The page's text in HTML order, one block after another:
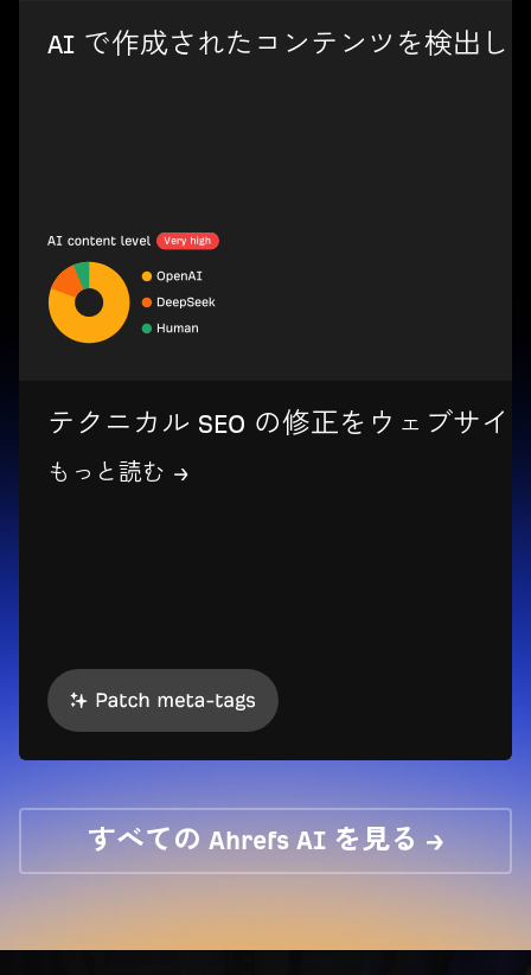
AI で作成されたコンテンツを検出し
テクニカル SEO の修正をウェブサ
もっと読む →
すべての Ahrefs AI を見る →